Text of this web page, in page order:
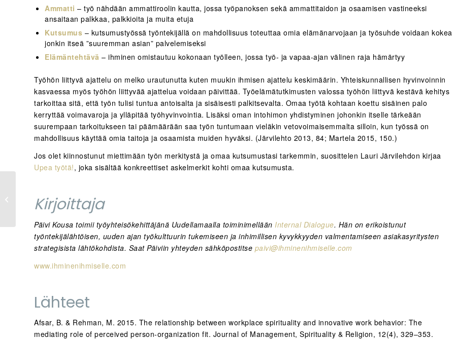
Ammatti – työ nähdään ammattiroolin kautta, jossa työpanoksen sekä ammattitaidon ja osaamisen vastineeksi
ansaitaan palkkaa, palkkioita ja muita etuja
Kutsumus – kutsumustyössä työntekijällä on mahdollisuus toteuttaa omia elämänarvojaan ja työsuhde voidaan kokea
jonkin itseä ”suuremman asian” palvelemiseksi
Elämäntehtävä – ihminen omistautuu kokonaan työlleen, jossa työ- ja vapaa-ajan välinen raja hämärtyy
Työhön liittyvä ajattelu on melko urautunutta kuten muukin ihmisen ajattelu keskimäärin. Yhteiskunnallisen hyvinvoinnin
kasvaessa myös työhön liittyvää ajattelua voidaan päivittää. Työelämätutkimusten valossa työhön liittyvä kestävä kehitys
tarkoittaa sitä, että työn tulisi tuntua antoisalta ja sisäisesti palkitsevalta. Omaa työtä kohtaan koettu sisäinen palo
kerryttää voimavaroja ja ylläpitää työhyvinvointia. Lisäksi oman intohimon yhdistyminen johonkin itselle tärkeään
suurempaan tarkoitukseen tai päämäärään saa työn tuntumaan vieläkin vetovoimaisemmalta silloin, kun työssä on
mahdollisuus käyttää omia taitoja ja osaamista muiden hyväksi. (Järvilehto 2013, 84; Martela 2015, 150.)
Jos olet kiinnostunut miettimään työn merkitystä ja omaa kutsumustasi tarkemmin, suosittelen Lauri Järvilehdon kirjaa
Upea työtä!, joka sisältää konkreettiset askelmerkit kohti omaa kutsumusta.
Kirjoittaja
Päivi Kousa toimii työyhteisökehittäjänä Uudellamaalla toiminimellään Internal Dialogue. Hän on erikoistunut
työntekijälähtöisen, uuden ajan työkulttuurin tukemiseen ja inhimillisen kyvykkyyden valmentamiseen asiakasyritysten
strategisista lähtökohdista. Saat Päiviin yhteyden sähköpostitse paivi@ihminenihmiselle.com
www.ihminenihmiselle.com
Lähteet
Afsar, B. & Rehman, M. 2015. The relationship between workplace spirituality and innovative work behavior: The
mediating role of perceived person-organization fit. Journal of Management, Spirituality & Religion, 12(4), 329–353.
organisaatio voi
vaikuttaa?